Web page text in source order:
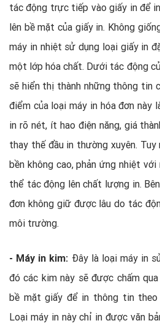
tác động trực tiếp vào giấy in để
lên bề mặt của giấy in. Không
máy in nhiệt sử dụng loại giấy in
một lớp hóa chất. Dưới tác động
sẽ hiển thị thành những thông tin
điểm của loại máy in hóa đơn này
in rõ nét, ít hao điện năng, giá
thay thế đầu in thường xuyên. Tuy
bền không cao, phản ứng nhiệt
thể tác động lên chất lượng in.
đơn không giữ được lâu do tác
môi trường.
- Máy in kim: Đây là loại máy in
đó các kim này sẽ được chấm
bề mặt giấy để in thông tin theo
Loại máy in này chỉ in được văn